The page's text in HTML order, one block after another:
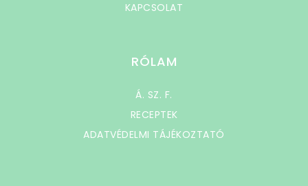
KAPCSOLAT
RÓLAM
Á. SZ. F.
RECEPTEK
ADATVÉDELMI TÁJÉKOZTATÓ